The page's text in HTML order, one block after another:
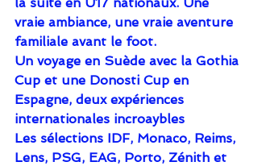
vraie ambiance, une vraie aventure
familiale avant le foot.
Un voyage en Suède avec la Gothia
Cup et une Donosti Cup en
Espagne, deux expériences
internationales incroaybles
Les sélections IDF, Monaco, Reims,
Lens, PSG, EAG, Porto, Zénith et